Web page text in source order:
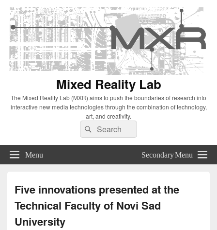
Mixed Reality Lab
The Mixed Reality Lab (MXR) aims to push the boundaries of research into
interactive new media technologies through the combination of technology,
art, and creativity.
Search
for:
Search
Menu Secondary Menu
Five innovations presented at the
Technical Faculty of Novi Sad
University